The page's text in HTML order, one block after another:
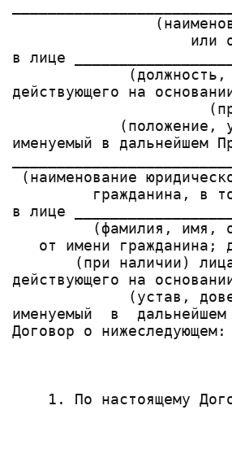
или
в лице
действующего на
(положение,
именуемый в дальнейшем
(наименование
гражданина, в
в лице
(фамилия, имя,
от имени гражданина;
(при наличии)
действующего на
(устав,
именуемый  в
Договор о нижеследующем:
1. По настоящему